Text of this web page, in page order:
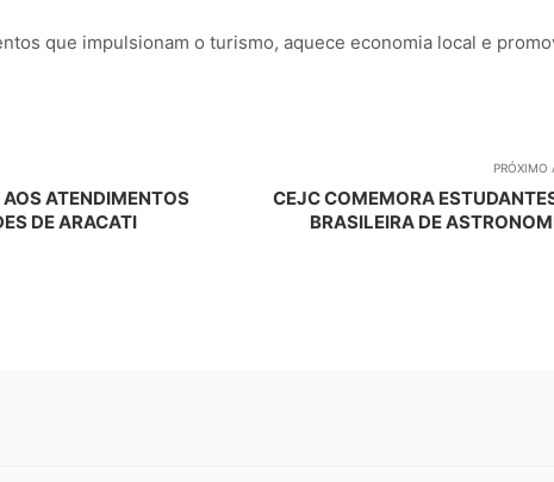
que impulsionam o turismo, aquece economia local e
ATENDIMENTOS
DE ARACATI
PRÓXIMO
CEJC COMEMORA
BRASILEIRA DE